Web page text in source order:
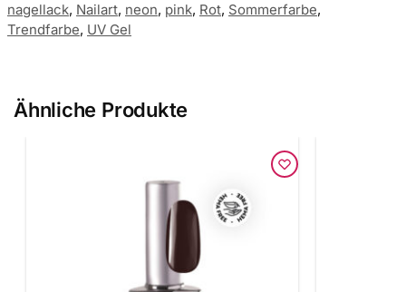
nagellack, Nailart, neon, pink, Rot, Sommerfarbe,
Trendfarbe, UV Gel
Ähnliche Produkte